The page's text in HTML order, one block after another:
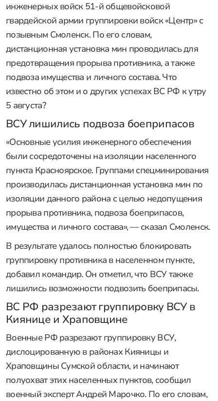
инженерных войск 51-й общевойсковой
гвардейской армии группировки войск «Центр» с
позывным Смоленск. По его словам,
дистанционная установка мин проводилась для
предотвращения прорыва противника, а также
подвоза имущества и личного состава. Что
известно об этом и о других успехах ВС РФ к утру
5 августа?
ВСУ лишились подвоза боеприпасов
«Основные усилия инженерного обеспечения
были сосредоточены на изоляции населенного
пункта Красноярское. Группами спецминирования
производилась дистанционная установка мин по
изоляции данного района с целью недопущения
прорыва противника, подвоза боеприпасов,
имущества и личного состава», — сказал Смоленск.
В результате удалось полностью блокировать
группировку противника в населенном пункте,
добавил командир. Он отметил, что ВСУ также
лишились возможности подвозить боеприпасы.
ВС РФ разрезают группировку ВСУ в
Киянице и Храповщине
Военные РФ разрезают группировку ВСУ,
дислоцированную в районах Кияницы и
Храповщины Сумской области, и начинают
полуохват этих населенных пунктов, сообщил
военный эксперт Андрей Марочко. По его словам,